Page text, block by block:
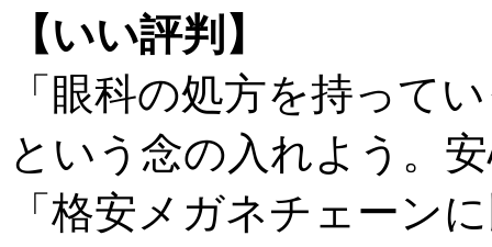
【いい評判】
「眼科の処方を持って
という念の入れよう。
「格安メガネチェーン